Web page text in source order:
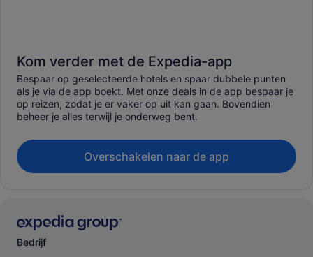
Kom verder met de Expedia-app
Bespaar op geselecteerde hotels en spaar dubbele punten
als je via de app boekt. Met onze deals in de app bespaar je
op reizen, zodat je er vaker op uit kan gaan. Bovendien
beheer je alles terwijl je onderweg bent.
Overschakelen naar de app
Bedrijf